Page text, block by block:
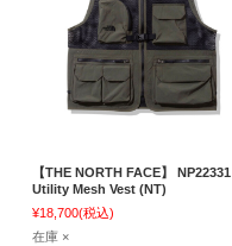
【THE NORTH FACE】 NP22331
Utility Mesh Vest (NT)
¥18,700(税込)
在庫 ×